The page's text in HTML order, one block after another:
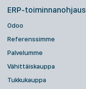
ERP-toiminnanohjaus
Odoo
Referenssimme
Palvelumme
Vähittäiskauppa
Tukkukauppa